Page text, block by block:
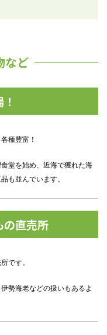
など
種豊富！
堂を始め、近海で獲れた海
も並んでいます。
の直売所
です。
勢海老などの扱いもあるよ